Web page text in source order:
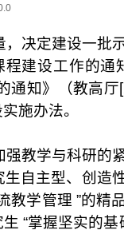
决定建设一批
建设工作的通
通知》（教高厅
施办法。
教学与科研的
自主型、创造
教学管理 ”的精
“掌握坚实的基